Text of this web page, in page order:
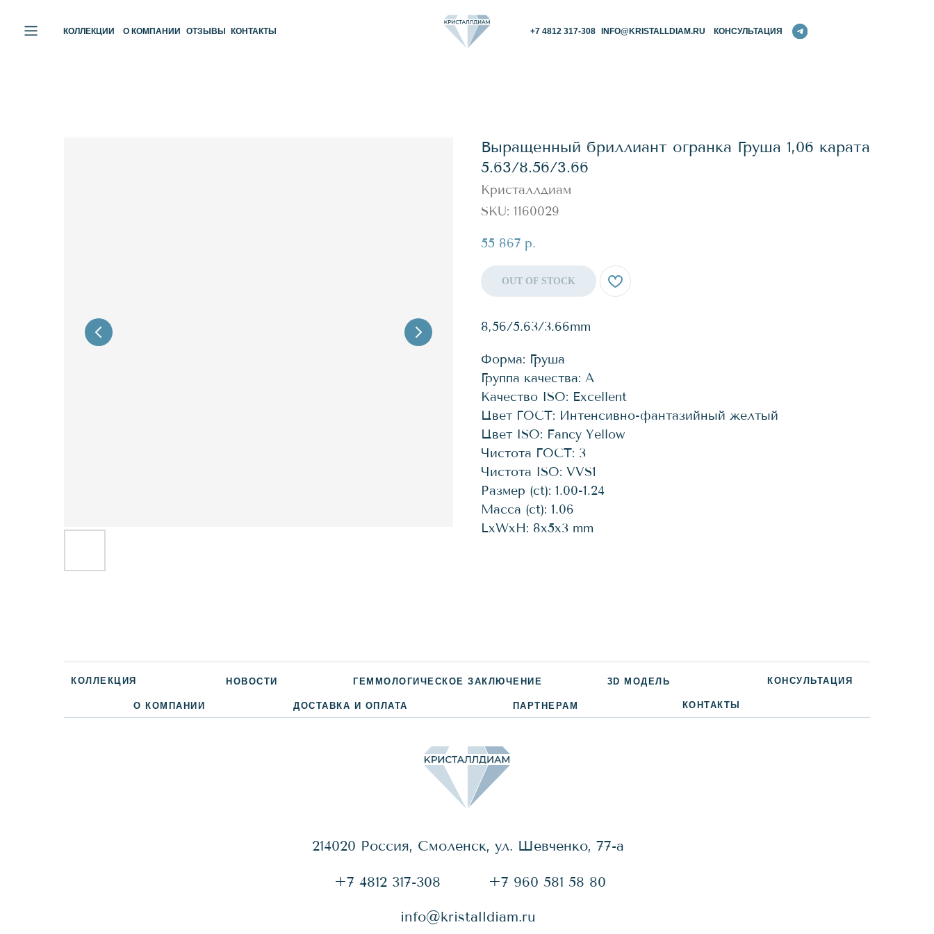
КОЛЛЕКЦИИ О КОМПАНИИ ОТЗЫВЫ КОНТАКТЫ +7 4812 317-308 INFO@KRISTALLDIAM.RU КОНСУЛЬТАЦИЯ
Выращенный бриллиант огранка Груша 1,06 карата
5.63/8.56/3.66
Кристаллдиам
SKU: 1160029
55 867 р.
OUT OF STOCK
8,56/5.63/3.66mm
Форма: Груша
Группа качества: А
Качество ISO: Excellent
Цвет ГОСТ: Интенсивно-фантазийный желтый
Цвет ISO: Fancy Yellow
Чистота ГОСТ: 3
Чистота ISO: VVS1
Размер (ct): 1.00-1.24
Масса (ct): 1.06
LxWxH: 8x5x3 mm
info@kristalldiam.ru
214020 Россия, Смоленск, ул. Шевченко, 77-a
+7 4812 317-308 +7 960 581 58 80
КОНТАКТЫ
КОЛЛЕКЦИЯ НОВОСТИ
О КОМПАНИИ ДОСТАВКА И ОПЛАТА ПАРТНЕРАМ
3D МОДЕЛЬ КОНСУЛЬТАЦИЯ
ГЕММОЛОГИЧЕСКОЕ ЗАКЛЮЧЕНИЕ